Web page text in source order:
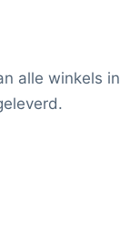
alle winkels in